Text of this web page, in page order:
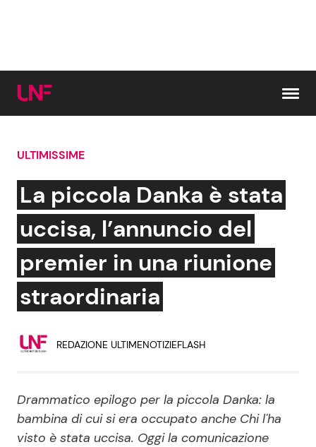
Cerca:
News e Cronaca
Attualità Italiana
Dal Mondo
Politica
Gossip e TV
Bellezze VIP
Reality e Talent
ULTIMISSIME
La piccola Danka è stata
uccisa, l’annuncio del
premier in una riunione
straordinaria
REDAZIONE ULTIMENOTIZIEFLASH
Drammatico epilogo per la piccola Danka: la
bambina di cui si era occupato anche Chi l'ha
visto è stata uccisa. Oggi la comunicazione